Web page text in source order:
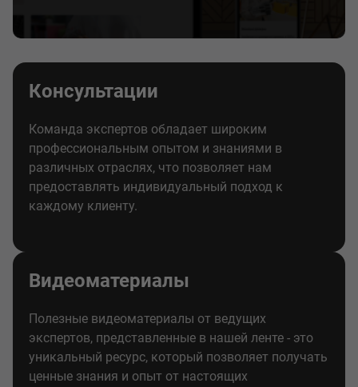
Консультации
Команда экспертов обладает широким
профессиональным опытом и знаниями в
различных отраслях, что позволяет нам
предоставлять индивидуальный подход к
каждому клиенту.
Видеоматериалы
Полезные видеоматериалы от ведущих
экспертов, представленные в нашей ленте - это
уникальный ресурс, который позволяет получать
ценные знания и опыт от настоящих